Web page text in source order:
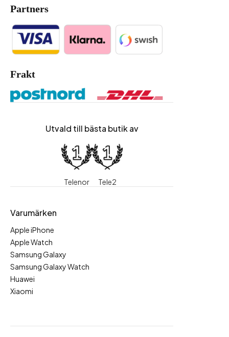
Partners
Frakt
Utvald till bästa butik av
Telenor Tele2
Varumärken
Apple iPhone
Apple Watch
Samsung Galaxy
Samsung Galaxy Watch
Huawei
Xiaomi